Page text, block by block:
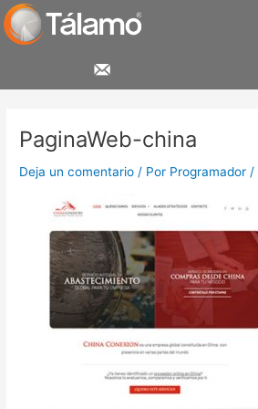
al
contenido
PaginaWeb-china
Deja un comentario / Por Programador /